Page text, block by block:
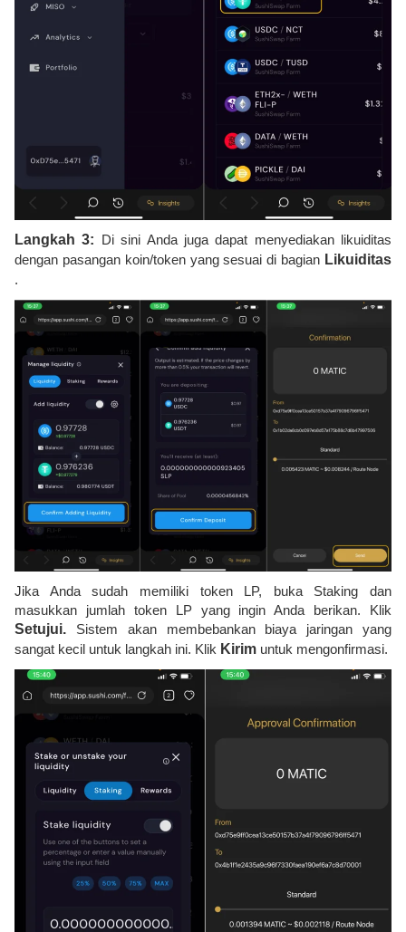
Langkah 3: Di sini Anda juga dapat menyediakan likuiditas
dengan pasangan koin/token yang sesuai di bagian Likuiditas
.
Jika Anda sudah memiliki token LP, buka Staking dan
masukkan jumlah token LP yang ingin Anda berikan. Klik
Setujui. Sistem akan membebankan biaya jaringan yang
sangat kecil untuk langkah ini. Klik Kirim untuk mengonfirmasi.